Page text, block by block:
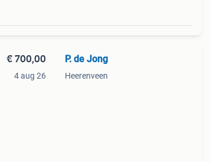
€ 700,00
4 aug 26
P. de Jong
Heerenveen